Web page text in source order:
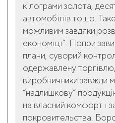
кілограми золота,
автомобілів тощо.
можливим завдяки
економіці”. Попри
плани, суворий
одержавлену торгівлю,
виробничники завжди
“надлишкову”
на власний комфорт і
покровительства.